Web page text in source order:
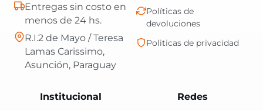
RedesCentral Shop es
Políticas de
devoluciones
Politicas de privacidad
Institucional
Entregas sin costo en
menos de 24 hs.
R.I.2 de Mayo / Teresa
Lamas Carissimo,
Asunción, Paraguay